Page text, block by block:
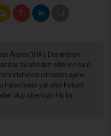
Ajansı (İHA), Demirören
tarafından eklenen tüm
müdahalesi olmadan ajans
haberlerde yer alan hukuki
olup sitemizin hiç bir